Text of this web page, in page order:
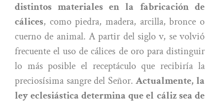
distintos materiales en la fabricación de
cálices, como piedra, madera, arcilla, bronce o
cuerno de animal. A partir del siglo v, se volvió
frecuente el uso de cálices de oro para distinguir
lo más posible el receptáculo que recibiría la
preciosísima sangre del Señor.Actualmente, la
ley eclesiástica determina que el cáliz sea de